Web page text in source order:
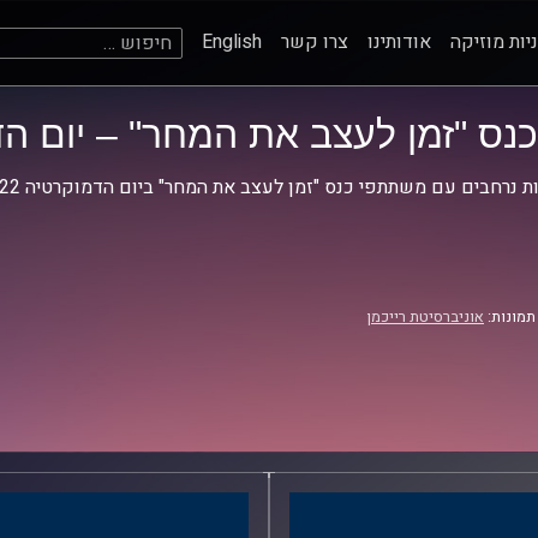
מוזיקה אודותינו צרו קשר English חיפוש:
כנס "זמן לעצב את המחר" – יום
נרחבים עם משתתפי כנס "זמן לעצב את המחר" ביום הדמוקרטיה 2022 שנערך באוניברסיטת רייכמן.
אוניברסיטת רייכמן